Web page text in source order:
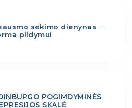
sekimo dienynas –
pildymui
POGIMDYMINĖS
SKALĖ